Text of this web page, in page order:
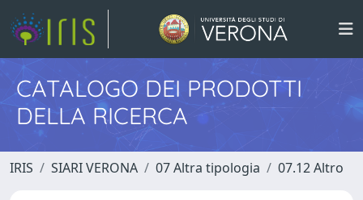
CATALOGO DEI PRODOTTI
DELLA RICERCA
IRIS SIARI VERONA 07 Altra tipologia 07.12 Altro